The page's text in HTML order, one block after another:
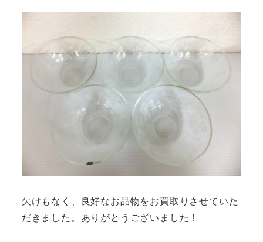
欠けもなく、良好なお品物をお買取りさせていた
だきました。ありがとうございました！